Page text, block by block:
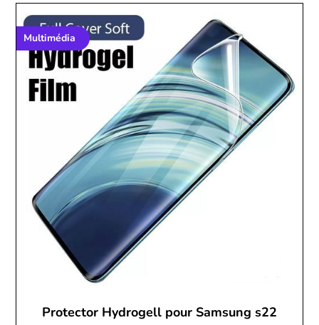
Multimédia
Protector Hydrogell pour Samsung s22